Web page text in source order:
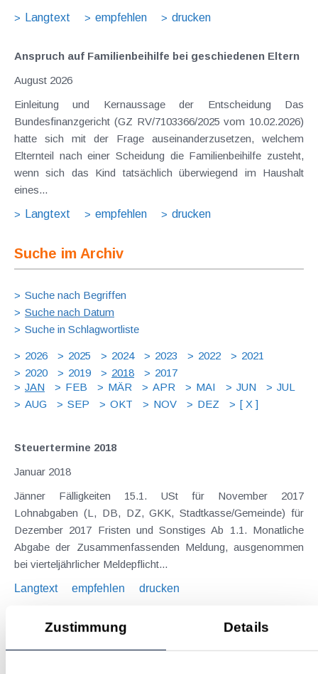
Zustimmung Details
Langtext
empfehlen drucken
Anspruch auf Familienbeihilfe bei geschiedenen Eltern
August 2026
Einleitung und Kernaussage der Entscheidung Das
Bundesfinanzgericht (GZ RV/7103366/2025 vom 10.02.2026)
hatte sich mit der Frage auseinanderzusetzen, welchem
Elternteil nach einer Scheidung die Familienbeihilfe zusteht,
wenn sich das Kind tatsächlich überwiegend im Haushalt
eines...
Langtext
empfehlen drucken
Suche im Archiv
Suche nach Begriffen
Suche nach Datum
Suche in Schlagwortliste
2026 2025 2024 2023 2022
2021
2020
2019 2018
2017
JAN
FEB MÄR APR MAI JUN
JUL
AUG
SEP OKT NOV DEZ [ X ]
Steuertermine 2018
Januar 2018
Jänner Fälligkeiten 15.1. USt für November 2017
Lohnabgaben (L, DB, DZ, GKK, Stadtkasse/Gemeinde) für
Dezember 2017 Fristen und Sonstiges Ab 1.1. Monatliche
Abgabe der Zusammenfassenden Meldung, ausgenommen
bei vierteljährlicher Meldepflicht...
Langtext
empfehlen drucken
Erwartete steuerliche Änderungen durch das neue